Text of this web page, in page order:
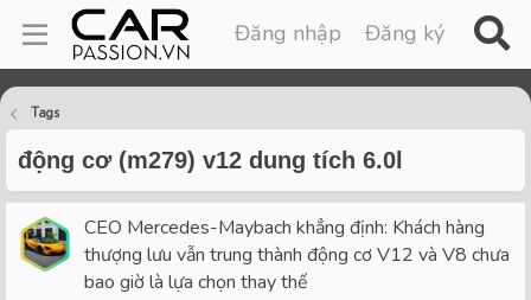
Đăng nhập Đăng ký
Tags
động cơ (m279) v12 dung tích 6.0l
CEO Mercedes-Maybach khẳng định: Khách hàng
thượng lưu vẫn trung thành động cơ V12 và V8 chưa
bao giờ là lựa chọn thay thế